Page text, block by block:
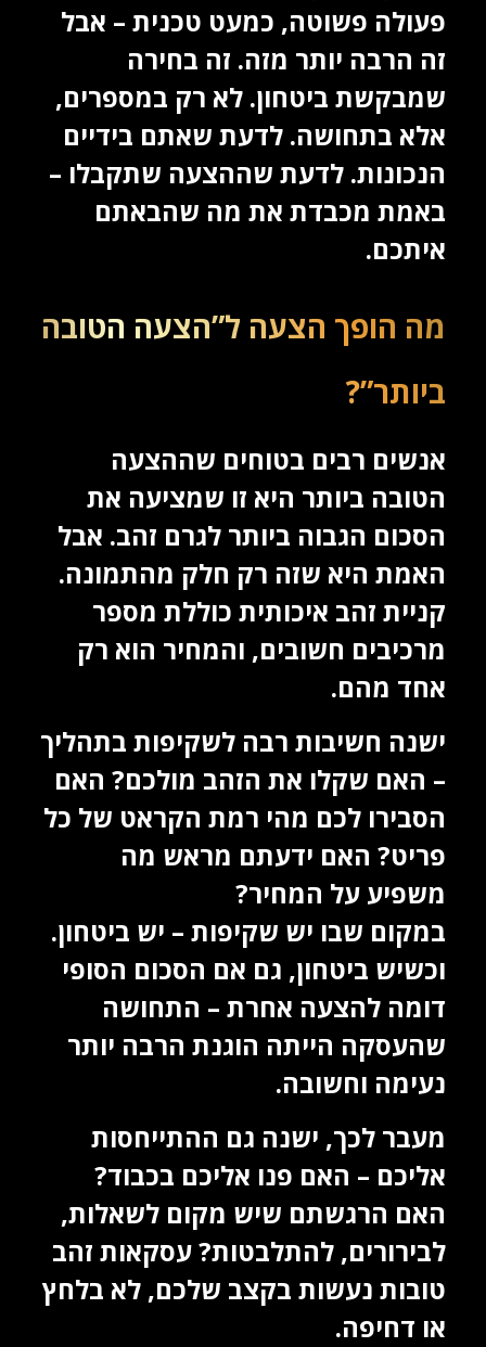
פעולה פשוטה, כמעט טכנית – אבל
זה הרבה יותר מזה. זה בחירה
שמבקשת ביטחון. לא רק במספרים,
אלא בתחושה. לדעת שאתם בידיים
הנכונות. לדעת שההצעה שתקבלו –
באמת מכבדת את מה שהבאתם
איתכם.
מה הופך הצעה ל”הצעה הטובה
ביותר”?
אנשים רבים בטוחים שההצעה
הטובה ביותר היא זו שמציעה את
הסכום הגבוה ביותר לגרם זהב. אבל
האמת היא שזה רק חלק מהתמונה.
קניית זהב איכותית כוללת מספר
מרכיבים חשובים, והמחיר הוא רק
אחד מהם.
ישנה חשיבות רבה לשקיפות בתהליך
– האם שקלו את הזהב מולכם? האם
הסבירו לכם מהי רמת הקראט של כל
פריט? האם ידעתם מראש מה
משפיע על המחיר?
במקום שבו יש שקיפות – יש ביטחון.
וכשיש ביטחון, גם אם הסכום הסופי
דומה להצעה אחרת – התחושה
שהעסקה הייתה הוגנת הרבה יותר
נעימה וחשובה.
מעבר לכך, ישנה גם ההתייחסות
אליכם – האם פנו אליכם בכבוד?
האם הרגשתם שיש מקום לשאלות,
לבירורים, להתלבטות? עסקאות זהב
טובות נעשות בקצב שלכם, לא בלחץ
או דחיפה.